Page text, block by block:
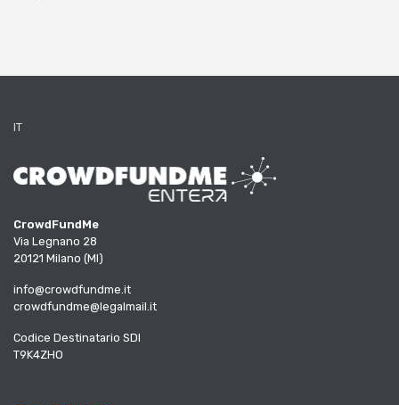
IT
CrowdFundMe
Via Legnano 28
20121 Milano (MI)
info@crowdfundme.it
crowdfundme@legalmail.it
Codice Destinatario SDI
T9K4ZHO